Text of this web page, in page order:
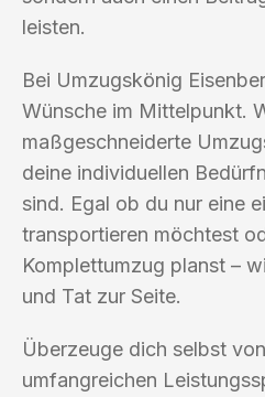
leisten.
Bei Umzugskönig
Wünsche im Mittelpunkt.
maßgeschneiderte
deine individuellen
sind. Egal ob du nur eine
transportieren möchtest
Komplettumzug planst –
und Tat zur Seite.
Überzeuge dich selbst
umfangreichen